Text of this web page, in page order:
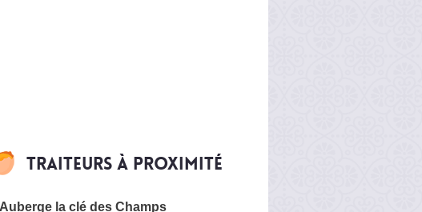
Traiteurs à proximité
Auberge la clé des Champs